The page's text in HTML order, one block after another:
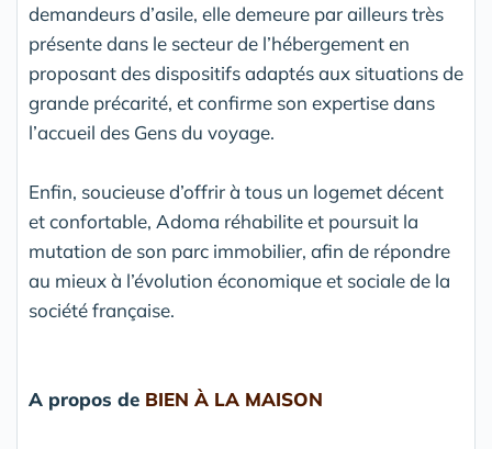
demandeurs d’asile, elle demeure par ailleurs très
présente dans le secteur de l’hébergement en
proposant des dispositifs adaptés aux situations de
grande précarité, et confirme son expertise dans
l’accueil des Gens du voyage.
Enfin, soucieuse d’offrir à tous un logemet décent
et confortable, Adoma réhabilite et poursuit la
mutation de son parc immobilier, afin de répondre
au mieux à l’évolution économique et sociale de la
société française.
A propos de BIEN À LA MAISON